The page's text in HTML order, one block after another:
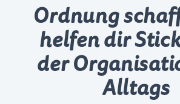
Ordnung
helfen dir
der
Alltags